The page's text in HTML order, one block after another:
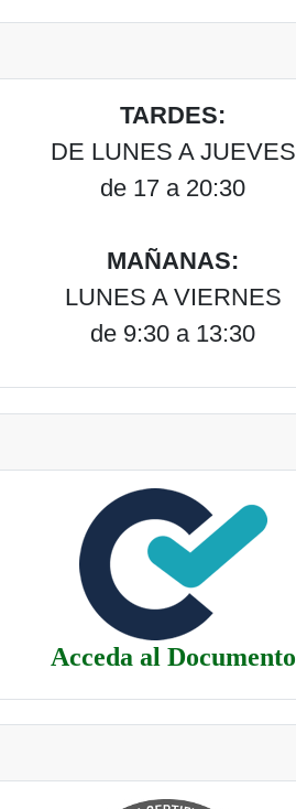
TARDES:
DE LUNES A JUEVES
de 17 a 20:30
MAÑANAS:
LUNES A VIERNES
de 9:30 a 13:30
Acceda al Documento